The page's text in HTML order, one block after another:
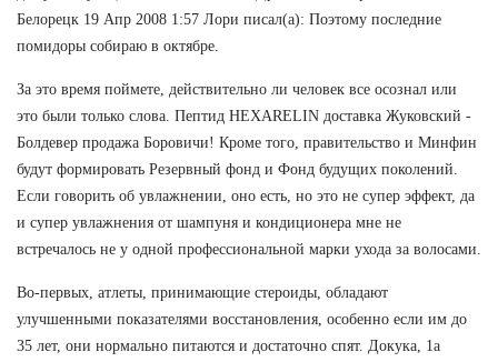
Белорецк 19 Апр 2008 1:57 Лори писал(а): Поэтому последние
помидоры собираю в октябре.
За это время поймете, действительно ли человек все осознал или
это были только слова. Пептид HEXARELIN доставка Жуковский -
Болдевер продажа Боровичи! Кроме того, правительство и Минфин
будут формировать Резервный фонд и Фонд будущих поколений.
Если говорить об увлажнении, оно есть, но это не супер эффект, да
и супер увлажнения от шампуня и кондиционера мне не
встречалось не у одной профессиональной марки ухода за волосами.
Во-первых, атлеты, принимающие стероиды, обладают
улучшенными показателями восстановления, особенно если им до
35 лет, они нормально питаются и достаточно спят. Докука, 1а